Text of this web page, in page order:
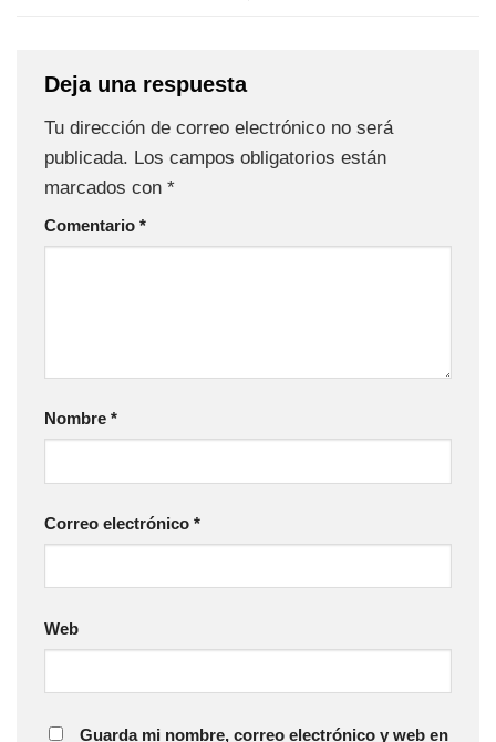
Deja una respuesta
Tu dirección de correo electrónico no será
publicada. Los campos obligatorios están
marcados con *
Comentario *
Nombre *
Correo electrónico *
Web
Guarda mi nombre, correo electrónico y web en